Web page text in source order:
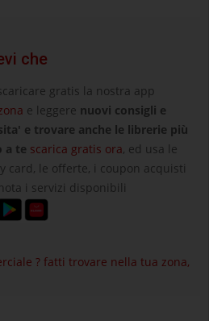
che
gratis la nostra app
e leggere nuovi consigli e
e trovare anche le librerie più
a te scarica gratis ora, ed usa le
card, le offerte, i coupon acquisti
i servizi disponibili
? fatti trovare nella tua zona,